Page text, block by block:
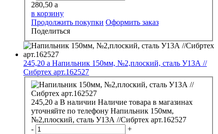
280,50 a
в корзину
Продолжить покупки Оформить заказ
Поделиться
245,20 a Напильник 150мм, №2,плоский, сталь У13А //
Сибртех арт.162527
245,20 a В наличии Наличие товара в магазинах
уточняйте по телефону Напильник 150мм,
№2,плоский, сталь У13А //Сибртех арт.162527
-
+